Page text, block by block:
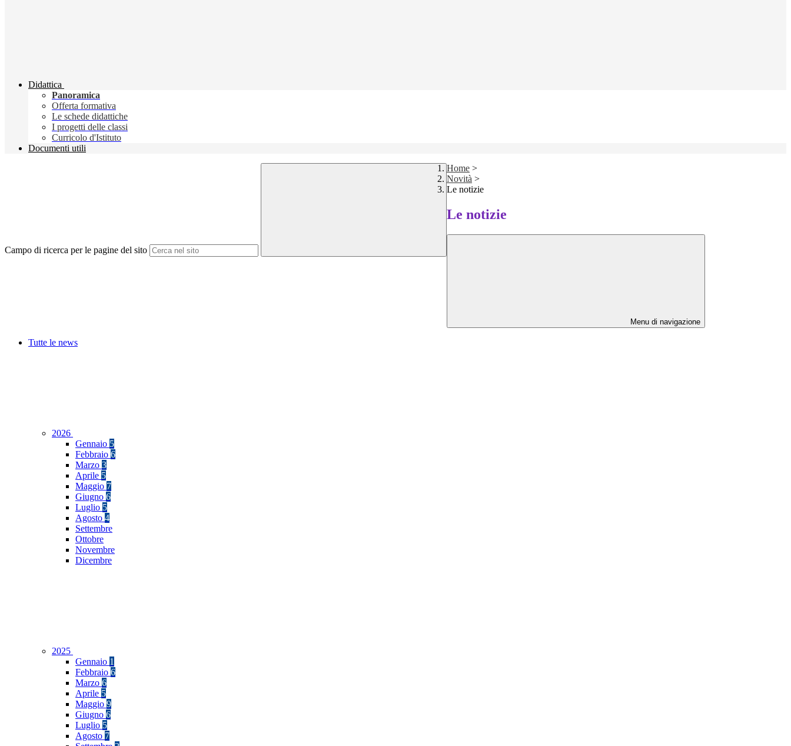
Didattica
Panoramica
Offerta formativa
Le schede didattiche
I progetti delle classi
Curricolo d'Istituto
Documenti utili
Campo di ricerca per le pagine del sito
Home >
Novità >
Le notizie
Le notizie
Menu di navigazione
Tutte le news
2026
Gennaio 5
Febbraio 6
Marzo 3
Aprile 5
Maggio 7
Giugno 6
Luglio 5
Agosto 4
Settembre
Ottobre
Novembre
Dicembre
2025
Gennaio 1
Febbraio 6
Marzo 6
Aprile 5
Maggio 9
Giugno 6
Luglio 5
Agosto 7